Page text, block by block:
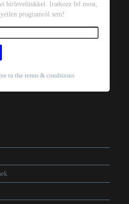
hírlevelünkkel. Iratkozz fel most,
programról sem!
to the terms & conditions